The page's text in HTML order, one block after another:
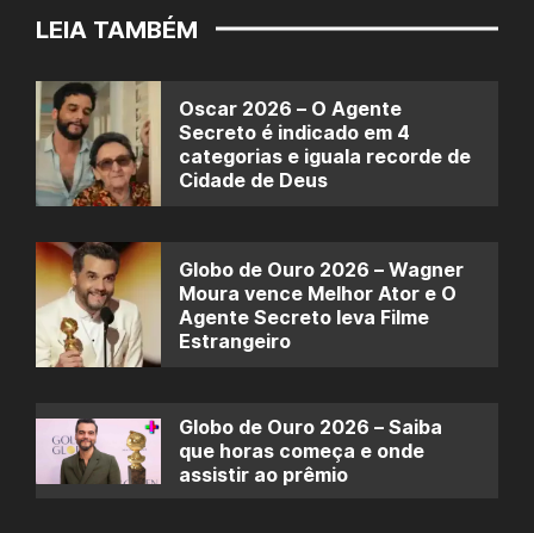
LEIA TAMBÉM
Oscar 2026 – O Agente
Secreto é indicado em 4
categorias e iguala recorde de
Cidade de Deus
Globo de Ouro 2026 – Wagner
Moura vence Melhor Ator e O
Agente Secreto leva Filme
Estrangeiro
Globo de Ouro 2026 – Saiba
que horas começa e onde
assistir ao prêmio